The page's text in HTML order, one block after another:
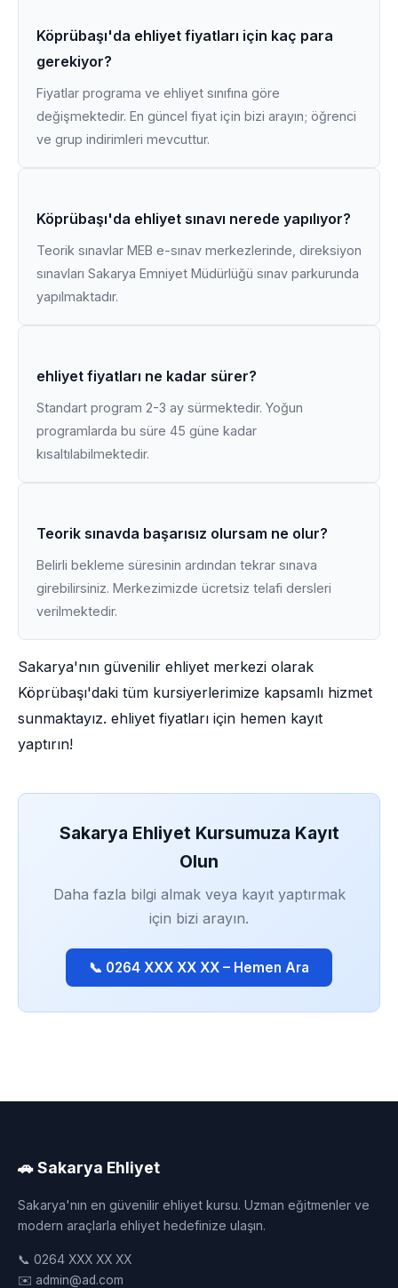
Köprübaşı'da ehliyet fiyatları için kaç para
gerekiyor?
Fiyatlar programa ve ehliyet sınıfına göre
değişmektedir. En güncel fiyat için bizi arayın; öğrenci
ve grup indirimleri mevcuttur.
Köprübaşı'da ehliyet sınavı nerede yapılıyor?
Teorik sınavlar MEB e-sınav merkezlerinde, direksiyon
sınavları Sakarya Emniyet Müdürlüğü sınav parkurunda
yapılmaktadır.
ehliyet fiyatları ne kadar sürer?
Standart program 2-3 ay sürmektedir. Yoğun
programlarda bu süre 45 güne kadar
kısaltılabilmektedir.
Teorik sınavda başarısız olursam ne olur?
Belirli bekleme süresinin ardından tekrar sınava
girebilirsiniz. Merkezimizde ücretsiz telafi dersleri
verilmektedir.
Sakarya'nın güvenilir ehliyet merkezi olarak
Köprübaşı'daki tüm kursiyerlerimize kapsamlı hizmet
sunmaktayız. ehliyet fiyatları için hemen kayıt
yaptırın!
Sakarya Ehliyet Kursumuza Kayıt
Olun
Daha fazla bilgi almak veya kayıt yaptırmak
için bizi arayın.
📞 0264 XXX XX XX – Hemen Ara
🚗 Sakarya Ehliyet
Sakarya'nın en güvenilir ehliyet kursu. Uzman eğitmenler ve
modern araçlarla ehliyet hedefinize ulaşın.
📞 0264 XXX XX XX
✉️ admin@ad.com